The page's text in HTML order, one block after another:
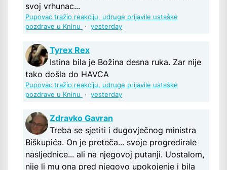
svoj vrhunac...
Pupovac tražio reakciju, udruge prijavile ustaške
pozdrave u Kninu
· yesterday
Tyrex Rex
Istina bila je Božina desna ruka. Zar nije
tako došla do HAVCA
Pupovac tražio reakciju, udruge prijavile ustaške
pozdrave u Kninu
· yesterday
Zdravko Gavran
Treba se sjetiti i dugovječnog ministra
Biškupića. On je preteča... svoje progredirale
nasljednice... ali na njegovoj putanji. Uostalom,
nije li mu ona pred njegovo upokojenje i bila